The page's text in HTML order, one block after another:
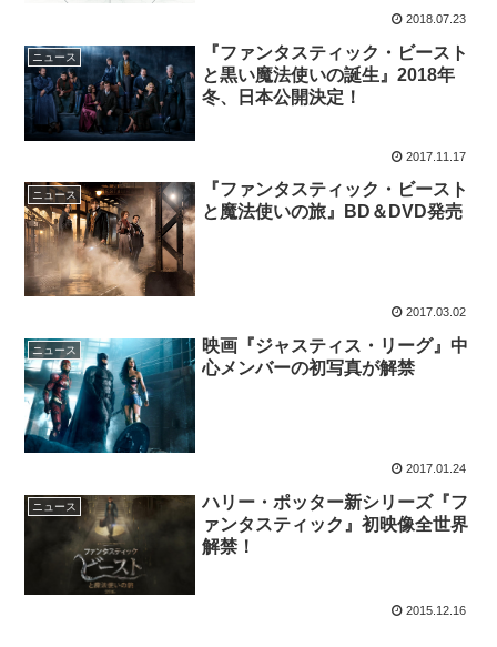
2018.07.23
ニュース
『ファンタスティック・ビースト
と黒い魔法使いの誕生』2018年
冬、日本公開決定！
2017.11.17
ニュース
『ファンタスティック・ビースト
と魔法使いの旅』BD＆DVD発売
2017.03.02
ニュース
映画『ジャスティス・リーグ』中
心メンバーの初写真が解禁
2017.01.24
ニュース
ハリー・ポッター新シリーズ『フ
ァンタスティック』初映像全世界
解禁！
2015.12.16